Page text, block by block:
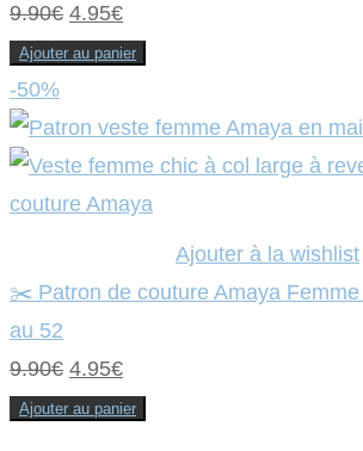
9.90€ Le
prix
était :
9.90€.
4.95€Le
prix
est :
4.95€.
Ajouter au panier
-50%
Ajouter à la wishlist
✂️ Patron de couture Amaya Femme
au 52
9.90€ Le
prix
4.95€Le
prix
Ajouter au panier